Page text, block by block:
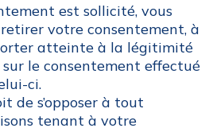
est sollicité, vous
votre consentement, à
atteinte à la légitimité
le consentement effectué
ci.
de s’opposer à tout
tenant à votre